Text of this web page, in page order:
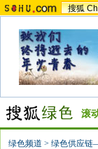
搜狐
滚
绿色频道 > 绿色供应链